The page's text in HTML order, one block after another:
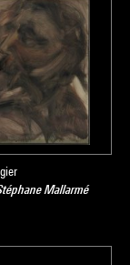
Mallarmé